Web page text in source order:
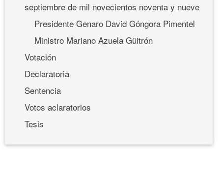
septiembre de mil novecientos noventa y nueve
Presidente Genaro David Góngora Pimentel
Ministro Mariano Azuela Güitrón
Votación
Declaratoria
Sentencia
Votos aclaratorios
Tesis